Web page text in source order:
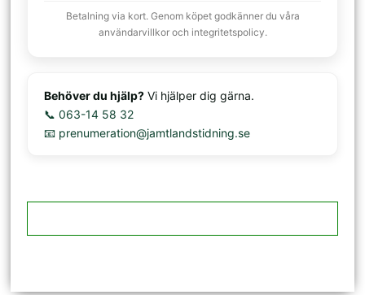
Betalning via kort. Genom köpet godkänner du våra
användarvillkor och integritetspolicy.
Behöver du hjälp? Vi hjälper dig gärna.
📞 063-14 58 32
📧 prenumeration@jamtlandstidning.se